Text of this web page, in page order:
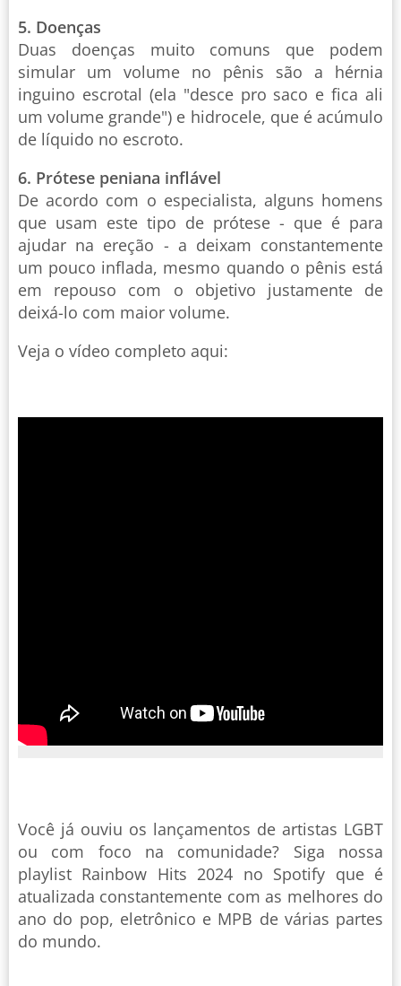
5. Doenças
Duas doenças muito comuns que podem
simular um volume no pênis são a hérnia
inguino escrotal (ela "desce pro saco e fica ali
um volume grande") e hidrocele, que é acúmulo
de líquido no escroto.
6. Prótese peniana inflável
De acordo com o especialista, alguns homens
que usam este tipo de prótese - que é para
ajudar na ereção - a deixam constantemente
um pouco inflada, mesmo quando o pênis está
em repouso com o objetivo justamente de
deixá-lo com maior volume.
Veja o vídeo completo aqui:
Você já ouviu os lançamentos de artistas LGBT
ou com foco na comunidade? Siga nossa
playlist Rainbow Hits 2024 no Spotify que é
atualizada constantemente com as melhores do
ano do pop, eletrônico e MPB de várias partes
do mundo.